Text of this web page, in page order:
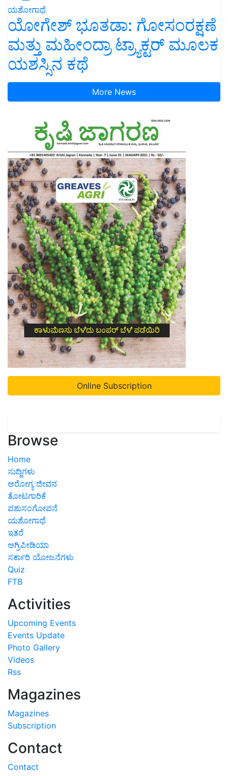
ಯಶೋಗಾಥೆ
ಯೋಗೇಶ್ ಭೂತಡಾ: ಗೋಸಂರಕ್ಷಣೆ
ಮತ್ತು ಮಹೀಂದ್ರಾ ಟ್ರ್ಯಾಕ್ಟರ್ ಮೂಲಕ
ಯಶಸ್ಸಿನ ಕಥೆ
More News
Online Subscription
Browse
Home
ಸುದ್ದಿಗಳು
ಆರೋಗ್ಯ ಜೀವನ
ತೋಟಗಾರಿಕೆ
ಪಶುಸಂಗೋಪನೆ
ಯಶೋಗಾಥೆ
ಇತರೆ
ಅಗ್ರಿಪೀಡಿಯಾ
ಸರ್ಕಾರಿ ಯೋಜನೆಗಳು
Quiz
FTB
Activities
Upcoming Events
Events Update
Photo Gallery
Videos
Rss
Magazines
Magazines
Subscription
Contact
Contact